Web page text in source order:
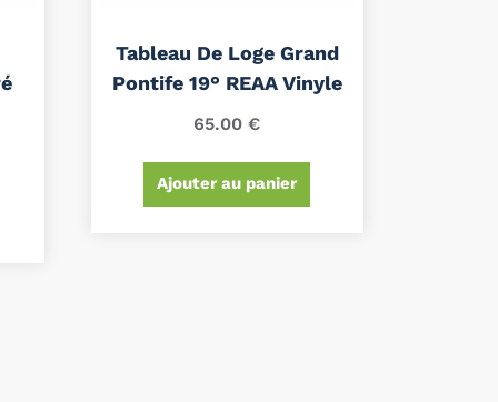
Tableau De Loge Grand
Pontife 19° REAA Vinyle
65.00€
Ajouter au panier